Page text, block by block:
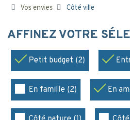
Vos envies Côté ville
AFFINEZ VOTRE
Petit budget (2)
En famille (2) En